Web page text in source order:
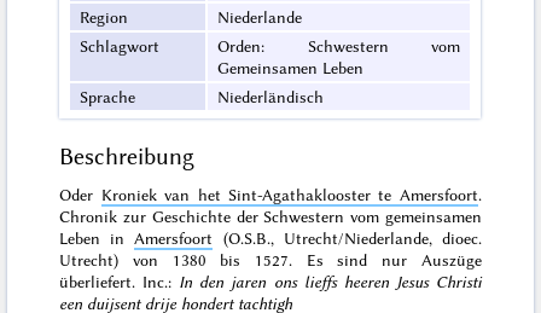
Region
Niederlande
Schlagwort
Orden: Schwestern vom
Gemeinsamen Leben
Sprache
Niederländisch
Beschreibung
Oder Kroniek van het Sint-Agathaklooster te Amersfoort.
Chronik zur Geschichte der Schwestern vom gemeinsamen
Leben inAmersfoort (O.S.B., Utrecht/Niederlande, dioec.
Utrecht) von 1380 bis 1527. Es sind nur Auszüge
überliefert. Inc.: In den jaren ons lieffs heeren Jesus Christi
een duijsent drije hondert tachtigh